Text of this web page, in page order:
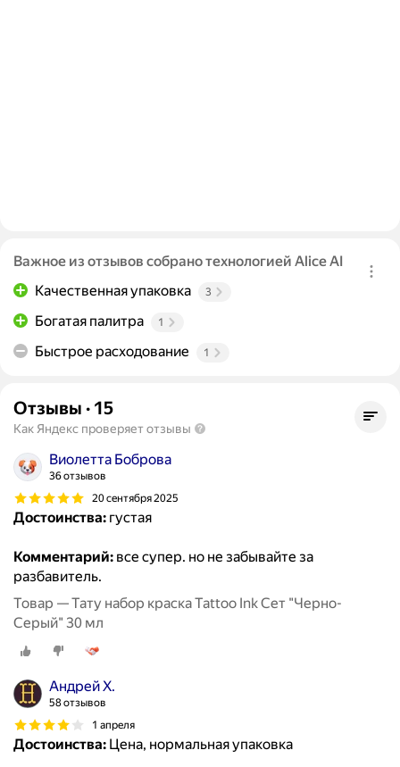
Важное из отзывов собрано технологией Alice AI
Качественная упаковка
3
Богатая палитра 1
Быстрое расходование 1
Отзывы · 15
Как Яндекс проверяет отзывы
Виолетта Боброва
36 отзывов
20 сентября 2025
Достоинства: густая
Комментарий: все супер. но не забывайте за
разбавитель.
Товар — Тату набор краска Tattoo Ink Сет "Черно-
Серый" 30 мл
Андрей Х.
58 отзывов
1 апреля
Достоинства: Цена, нормальная упаковка